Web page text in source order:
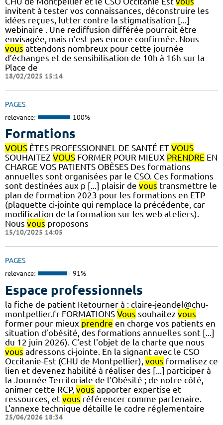
invitent à tester vos connaissances, déconstruire les
idées reçues, lutter contre la stigmatisation [...]
webinaire . Une rediffusion différée pourrait être
envisagée, mais n’est pas encore confirmée. Nous
vous attendons nombreux pour cette journée
d’échanges et de sensibilisation de 10h à 16h sur la
Place de
18/02/2025 15:14
PAGES
relevance: 100%
Formations
VOUS ÊTES PROFESSIONNEL DE SANTÉ ET VOUS
SOUHAITEZ VOUS FORMER POUR MIEUX PRENDRE EN
CHARGE VOS PATIENTS OBÈSES Des formations
annuelles sont organisées par le CSO. Ces formations
sont destinées aux p [...] plaisir de vous transmettre le
plan de formation 2023 pour les formations en ETP
(plaquette ci-jointe qui remplace la précédente, car
modification de la formation sur les web ateliers).
Nous vous proposons
15/10/2025 14:05
PAGES
relevance: 91%
Espace professionnels
la fiche de patient Retourner à : claire-jeandel@chu-
montpellier.fr FORMATIONS Vous souhaitez vous
former pour mieux prendre en charge vos patients en
situation d’obésité, des formations annuelles sont [...]
du 12 juin 2026). C'est l'objet de la charte que nous
vous adressons ci-jointe. En la signant avec le CSO
Occitanie-Est (CHU de Montpellier), vous formalisez ce
lien et devenez habilité à réaliser des [...] participer à
la Journée Territoriale de l'Obésité ; de notre côté,
animer cette RCP, vous apporter expertise et
ressources, et vous référencer comme partenaire.
L'annexe technique détaille le cadre réglementaire
25/06/2026 18:34